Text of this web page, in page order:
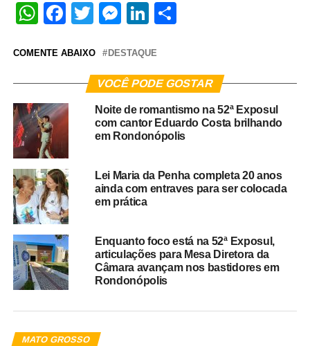
WhatsApp
Facebook
TwitterMessenger
LinkedIn
COMENTE ABAIXO DESTAQUE
VOCÊ PODE GOSTAR
Noite de romantismo na 52ª Exposul
com cantor Eduardo Costa brilhando
em Rondonópolis
Lei Maria da Penha completa 20 anos
ainda com entraves para ser colocada
em prática
Enquanto foco está na 52ª Exposul,
articulações para Mesa Diretora da
Câmara avançam nos bastidores em
Rondonópolis
MATO GROSSO